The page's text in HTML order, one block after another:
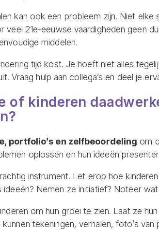
kan ook een probleem zijn. Niet
veel 21e-eeuwse vaardigheden geen
middelen.
tijd kost. Je hoeft niet alles
Vraag hulp aan collega’s en deel je
of kinderen
portfolio’s en zelfbeoordeling om
oplossen en hun ideeën
instrument. Let erop hoe
Nemen ze initiatief? Noteer
om hun groei te zien. Laat ze
kunnen tekeningen, verhalen, foto’s